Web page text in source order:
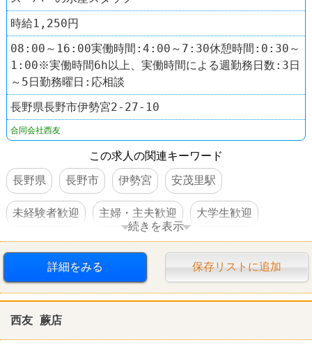
時給1,250円
08:00～16:00実働時間:4:00～7:30休憩時間:0:30～
1:00※実働時間6h以上、実働時間による週勤務日数:3日
～5日勤務曜日:応相談
長野県長野市伊勢宮2-27-10
合同会社西友
この求人の関連キーワード
長野県
長野市 伊勢宮 安茂里駅
未経験者歓迎 主婦・主夫歓迎 大学生歓迎
交通費支給 社員登用あり 車・バイク通勤可
西友(SEIYU)
続きを表示
詳細をみる 保存リストに追加
西友 蕨店